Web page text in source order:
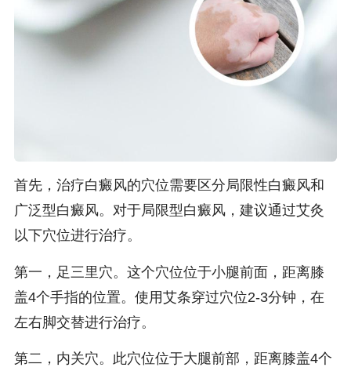
首先，治疗白癜风的穴位需要区分局限性白癜风和
广泛型白癜风。对于局限型白癜风，建议通过艾灸
以下穴位进行治疗。
第一，足三里穴。这个穴位位于小腿前面，距离膝
盖4个手指的位置。使用艾条穿过穴位2-3分钟，在
左右脚交替进行治疗。
第二，内关穴。此穴位位于大腿前部，距离膝盖4个